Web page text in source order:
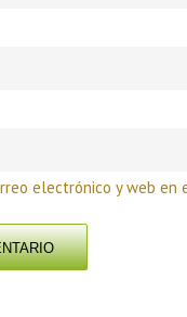
electrónico y web